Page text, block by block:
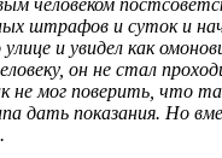
человеком
штрафов и суток и
и увидел как
он не стал
не мог поверить, что
дать показания. Но